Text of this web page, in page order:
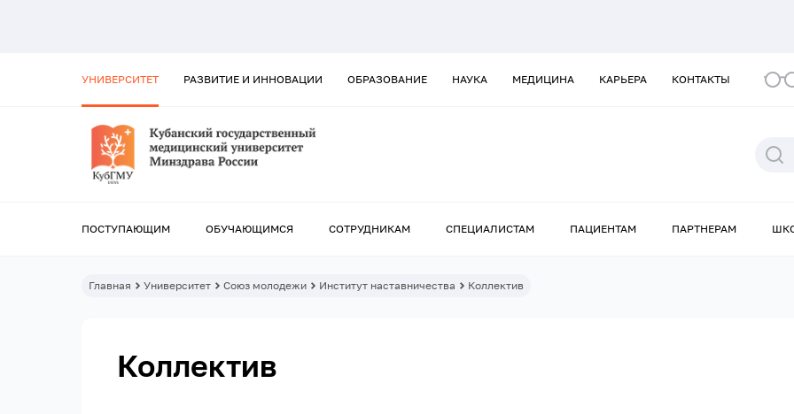
УНИВЕРСИТЕТ РАЗВИТИЕ И ИННОВАЦИИ ОБРАЗОВАНИЕ НАУКА МЕДИЦИНА КАРЬЕРА КОНТАКТЫ
ПОСТУПАЮЩИМ ОБУЧАЮЩИМСЯ СОТРУДНИКАМ СПЕЦИАЛИСТАМ ПАЦИЕНТАМ ПАРТНЕРАМ
Главная Университет Союз молодежи Институт наставничества Коллектив
Коллектив